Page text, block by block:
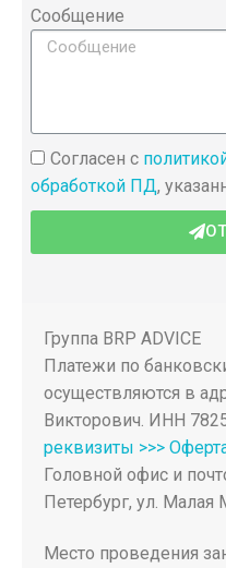
Сообщение
Согласен с
обработкой ПД,
Группа BRP ADVICE
Платежи по
осуществляются в
Викторович. ИНН
реквизиты >>>
Головной офис и
Петербург, ул. Малая
Место проведения